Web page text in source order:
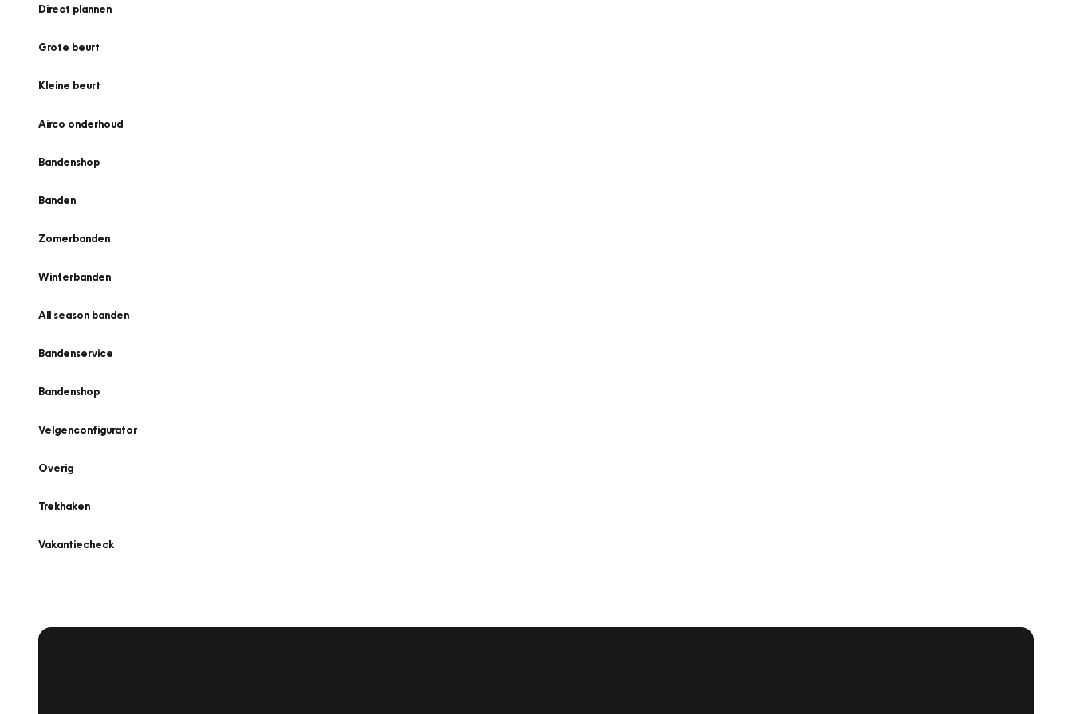
Direct plannen
Grote beurt
Kleine beurt
Airco onderhoud
Bandenshop
Banden
Zomerbanden
Winterbanden
All season banden
Bandenservice
Bandenshop
Velgenconfigurator
Overig
Trekhaken
Vakantiecheck